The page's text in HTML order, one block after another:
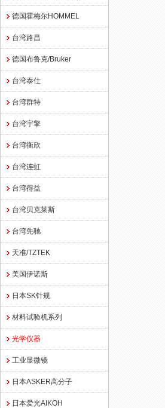
德国霍梅尔HOMMEL
台湾路昌
德国布鲁克/Bruker
台湾泰仕
台湾群特
台湾宇擎
台湾衡欣
台湾连虹
台湾得益
台湾贝克莱斯
台湾先驰
天准/TZTEK
美国伊诺斯
日本SK针规
材料试验机系列
光学仪器
工业显微镜
日本ASKER高分子
日本爱光AIKOH